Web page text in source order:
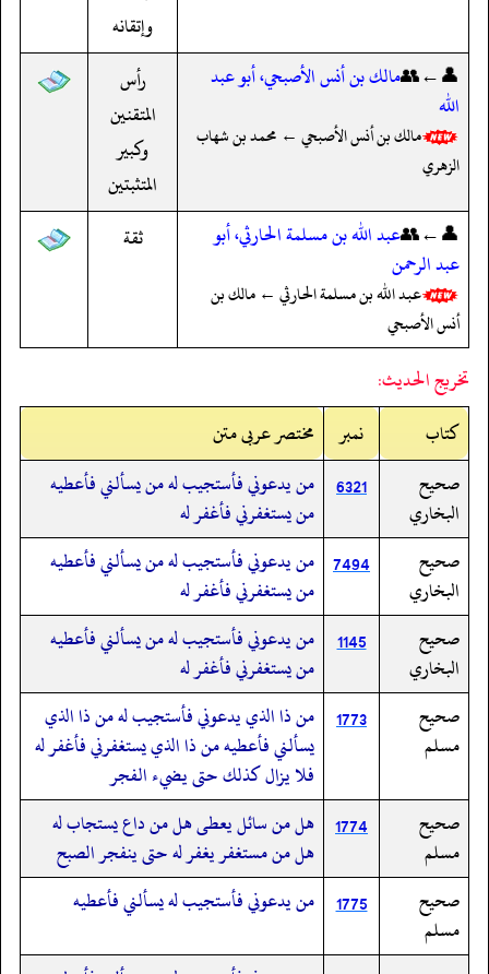
وإتقانه
👤←👥مالك بن أنس الأصبحي، أبو عبد
الله
مالك بن أنس الأصبحي ← محمد بن شهاب
الزهري
رأس
المتقنين
وكبير
المتثبتين
👤←👥عبد الله بن مسلمة الحارثي، أبو
عبد الرحمن
عبد الله بن مسلمة الحارثي ← مالك بن
أنس الأصبحي
ثقة
تخريج الحديث:
کتاب
نمبر
مختصر عربی متن
صحيح
البخاري
6321
من يدعوني فأستجيب له من يسألني فأعطيه
من يستغفرني فأغفر له
صحيح
البخاري
7494 من يدعوني فأستجيب له من يسألني فأعطيه
من يستغفرني فأغفر له
صحيح
البخاري
1145
من يدعوني فأستجيب له من يسألني فأعطيه
من يستغفرني فأغفر له
صحيح
مسلم
1773
من ذا الذي يدعوني فأستجيب له من ذا الذي
يسألني فأعطيه من ذا الذي يستغفرني فأغفر له
فلا يزال كذلك حتى يضيء الفجر
صحيح
مسلم
1774 هل من سائل يعطى هل من داع يستجاب له
هل من مستغفر يغفر له حتى ينفجر الصبح
صحيح
مسلم
1775 من يدعوني فأستجيب له يسألني فأعطيه